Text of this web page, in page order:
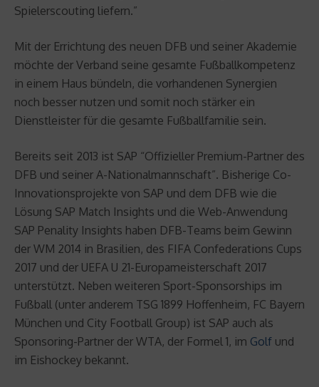
Spielerscouting liefern.”
Mit der Errichtung des neuen DFB und seiner Akademie
möchte der Verband seine gesamte Fußballkompetenz
in einem Haus bündeln, die vorhandenen Synergien
noch besser nutzen und somit noch stärker ein
Dienstleister für die gesamte Fußballfamilie sein.
Bereits seit 2013 ist SAP “Offizieller Premium-Partner des
DFB und seiner A-Nationalmannschaft”. Bisherige Co-
Innovationsprojekte von SAP und dem DFB wie die
Lösung SAP Match Insights und die Web-Anwendung
SAP Penality Insights haben DFB-Teams beim Gewinn
der WM 2014 in Brasilien, des FIFA Confederations Cups
2017 und der UEFA U 21-Europameisterschaft 2017
unterstützt. Neben weiteren Sport-Sponsorships im
Fußball (unter anderem TSG 1899 Hoffenheim, FC Bayern
München und City Football Group) ist SAP auch als
Sponsoring-Partner der WTA, der Formel 1, im Golf und
im Eishockey bekannt.